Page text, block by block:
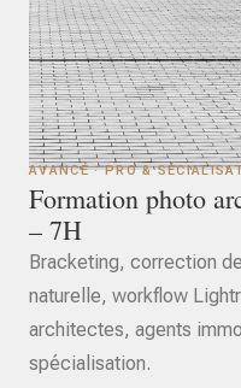
AVANCÉ · PRO &
Formation photo
– 7H
Bracketing, correction
naturelle, workflow
architectes, agents
spécialisation.